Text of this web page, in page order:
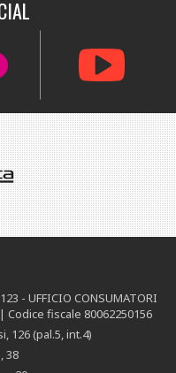
- UFFICIO CONSUMATORI
Codice fiscale 80062250156
(pal.5, int.4)
38